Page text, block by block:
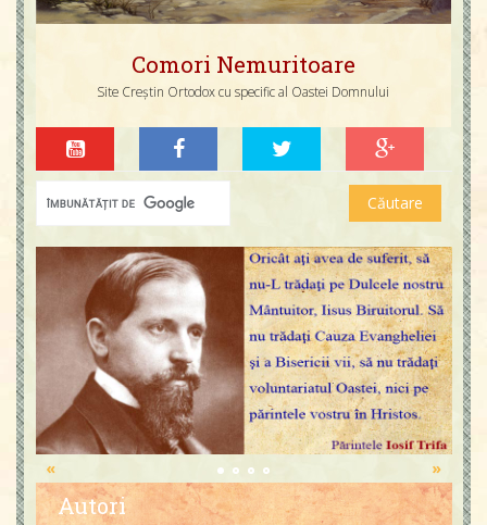
Comori Nemuritoare
Site Creștin Ortodox cu specific al Oastei Domnului
»
«
Autori